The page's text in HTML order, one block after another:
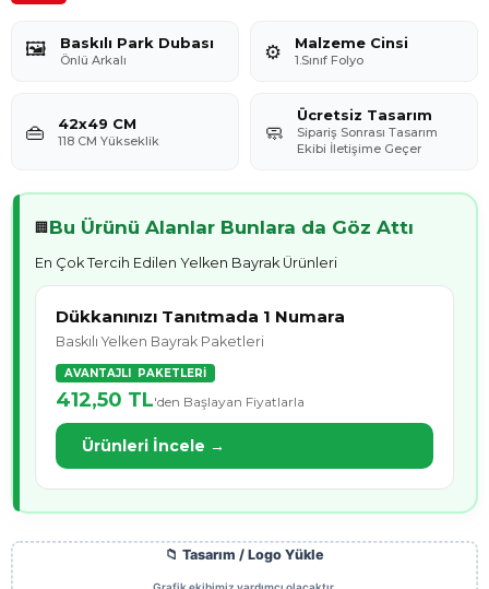
🖼️ Baskılı Park Dubası
Önlü Arkalı ⚙️ Malzeme Cinsi
1.Sınıf Folyo
👜 42x49 CM
118 CM Yükseklik 🧼
Ücretsiz Tasarım
Sipariş Sonrası Tasarım
Ekibi İletişime Geçer
🏢Bu Ürünü Alanlar Bunlara da Göz Attı
En Çok Tercih Edilen Yelken Bayrak Ürünleri
Dükkanınızı Tanıtmada 1 Numara
Baskılı Yelken Bayrak Paketleri
AVANTAJLI PAKETLERİ
412,50 TL'den Başlayan Fiyatlarla
Ürünleri İncele →